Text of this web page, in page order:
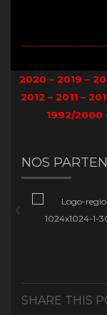
2020 – 2019 –
2012 – 2011 –
1992/2000
NOS
SHARE THIS